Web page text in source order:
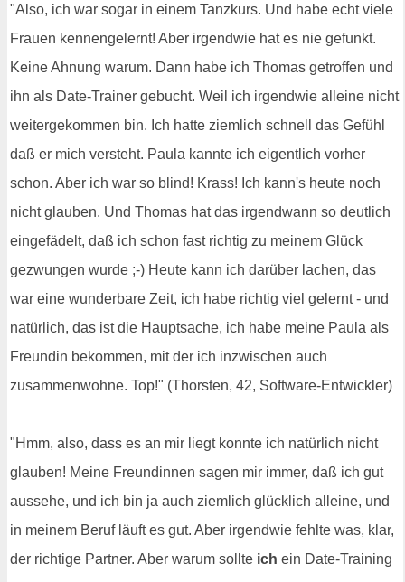
"Also, ich war sogar in einem Tanzkurs. Und habe echt viele
Frauen kennengelernt! Aber irgendwie hat es nie gefunkt.
Keine Ahnung warum. Dann habe ich Thomas getroffen und
ihn als Date-Trainer gebucht. Weil ich irgendwie alleine nicht
weitergekommen bin. Ich hatte ziemlich schnell das Gefühl
daß er mich versteht. Paula kannte ich eigentlich vorher
schon. Aber ich war so blind! Krass! Ich kann's heute noch
nicht glauben. Und Thomas hat das irgendwann so deutlich
eingefädelt, daß ich schon fast richtig zu meinem Glück
gezwungen wurde ;-) Heute kann ich darüber lachen, das
war eine wunderbare Zeit, ich habe richtig viel gelernt - und
natürlich, das ist die Hauptsache, ich habe meine Paula als
Freundin bekommen, mit der ich inzwischen auch
zusammenwohne. Top!" (Thorsten, 42, Software-Entwickler)
"Hmm, also, dass es an mir liegt konnte ich natürlich nicht
glauben! Meine Freundinnen sagen mir immer, daß ich gut
aussehe, und ich bin ja auch ziemlich glücklich alleine, und
in meinem Beruf läuft es gut. Aber irgendwie fehlte was, klar,
der richtige Partner. Aber warum sollte ich ein Date-Training